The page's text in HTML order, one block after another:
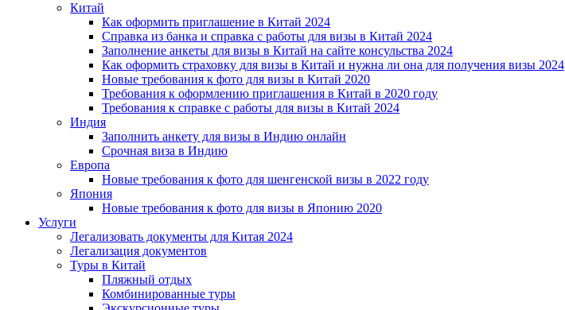
Китай
Как оформить приглашение в Китай 2024
Справка из банка и справка с работы для визы в Китай 2024
Заполнение анкеты для визы в Китай на сайте консульства 2024
Как оформить страховку для визы в Китай и нужна ли она для получения визы 2024
Новые требования к фото для визы в Китай 2020
Требования к оформлению приглашения в Китай в 2020 году
Требования к справке с работы для визы в Китай 2024
Индия
Заполнить анкету для визы в Индию онлайн
Срочная виза в Индию
Европа
Новые требования к фото для шенгенской визы в 2022 году
Япония
Новые требования к фото для визы в Японию 2020
Услуги
Легализовать документы для Китая 2024
Легализация документов
Туры в Китай
Пляжный отдых
Комбинированные туры